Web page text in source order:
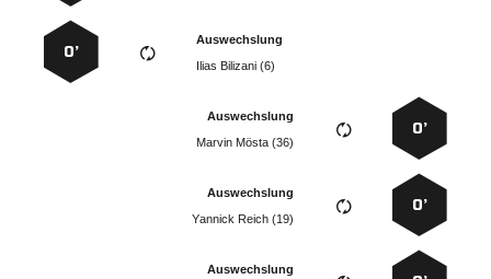
Auswechslung
  
0’
0’
Auswechslung
  
0’
Auswechslung
  
Auswechslung